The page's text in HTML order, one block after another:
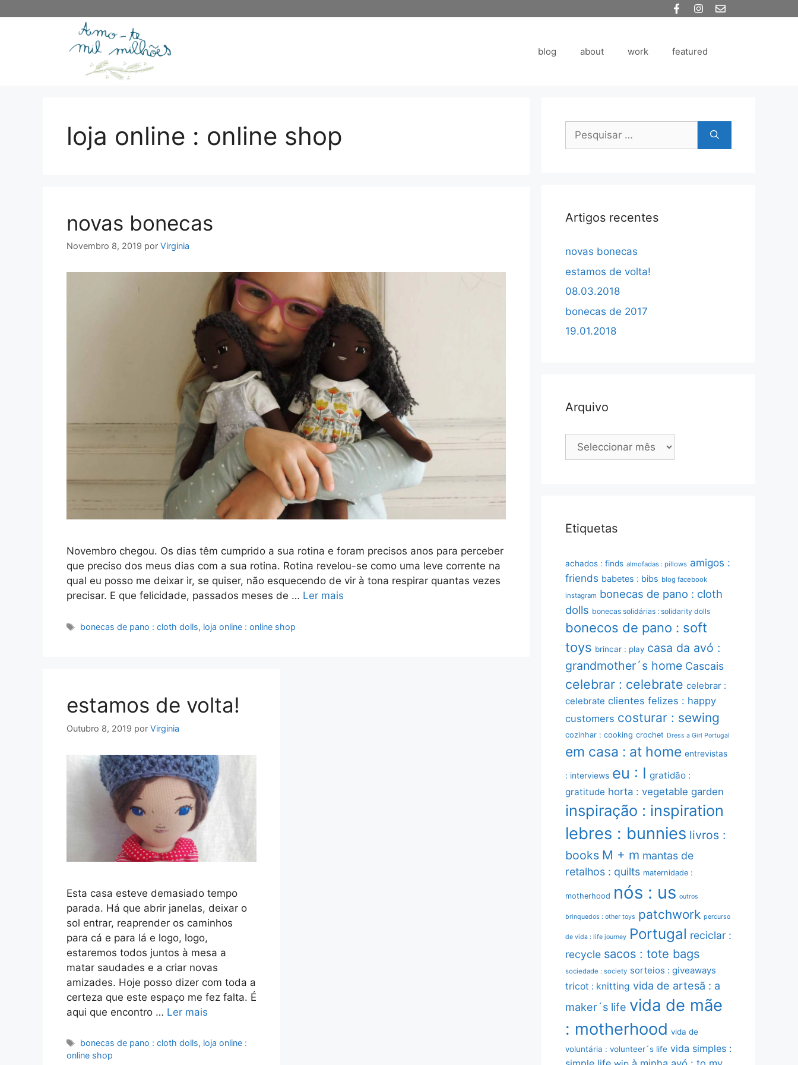
blog about work featured
loja online : online shop
novas bonecas
Novembro 8, 2019 por Virginia
Novembro chegou. Os dias têm cumprido a sua rotina e foram precisos anos para perceber
que preciso dos meus dias com a sua rotina. Rotina revelou-se como uma leve corrente na
qual eu posso me deixar ir, se quiser, não esquecendo de vir à tona respirar quantas vezes
precisar. E que felicidade, passados meses de … Ler mais
Etiquetas
bonecas de pano : cloth dolls, loja online : online shop
estamos de volta!
Outubro 8, 2019 por Virginia
Esta casa esteve demasiado tempo
parada. Há que abrir janelas, deixar o
sol entrar, reaprender os caminhos
para cá e para lá e logo, logo,
estaremos todos juntos à mesa a
matar saudades e a criar novas
amizades. Hoje posso dizer com toda a
certeza que este espaço me fez falta. É
aqui que encontro … Ler mais
Etiquetas
bonecas de pano : cloth dolls, loja online :
online shop
Pesquisar
Artigos recentes
novas bonecas
estamos de volta!
08.03.2018
bonecas de 2017
19.01.2018
Arquivo
Arquivo
Etiquetas
achados : finds almofadas : pillows amigos :
friends babetes : bibs blog facebook
instagram bonecas de pano : cloth
dolls bonecas solidárias : solidarity dolls
bonecos de pano : soft
toys brincar : play casa da avó :
grandmother´s home Cascais
celebrar : celebrate celebrar :
celebrate clientes felizes : happy
customers costurar : sewing
cozinhar : cooking crochet Dress a Girl Portugal
em casa : at home entrevistas
: interviews eu : I gratidão :
gratitude horta : vegetable garden
inspiração : inspiration
lebres : bunnies livros :
books M + m mantas de
retalhos : quilts maternidade :
motherhood nós : us outros
brinquedos : other toys patchwork percurso
de vida : life journey Portugal reciclar :
recycle sacos : tote bags
sociedade : society sorteios : giveaways
tricot : knitting vida de artesã : a
maker´s life vida de mãe
: motherhood vida de
voluntária : volunteer´s life vida simples :